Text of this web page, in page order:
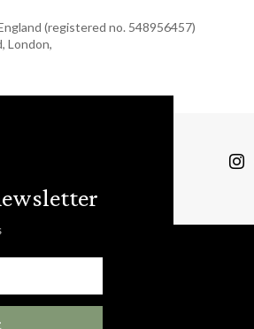
(registered no. 548956457)
London,